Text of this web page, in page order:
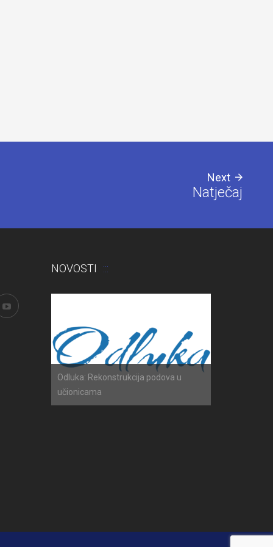
Next
Natječaj
NOVOSTI
Odluka: Rekonstrukcija podova u
učionicama